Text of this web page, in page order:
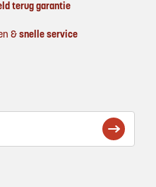
terug garantie
&snelle service